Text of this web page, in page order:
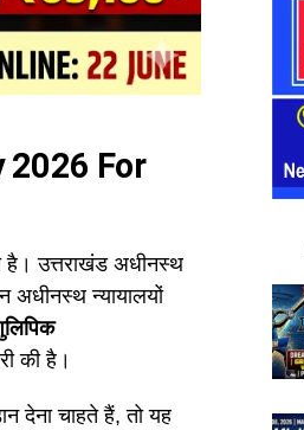
2026 For
है। उत्तराखंड अधीनस्थ
अधीनस्थ न्यायालयों
की है।
देना चाहते हैं, तो यह